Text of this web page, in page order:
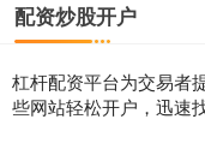
配资炒股开户
杠杆配资平台为交易者
些网站轻松开户，迅速